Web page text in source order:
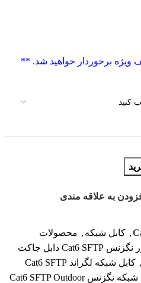
برخوردار خواهید شد. **
به علاقه مندی
, کابل شبکه , محصولات
قیمت کابل شبکه اوت دور نگزنس Cat6 SFTP دابل جاکت
,
کابل شبکه لگراند Cat6 SFTP
کابل شبکه نگزنس Cat6 SFTP Outdoor